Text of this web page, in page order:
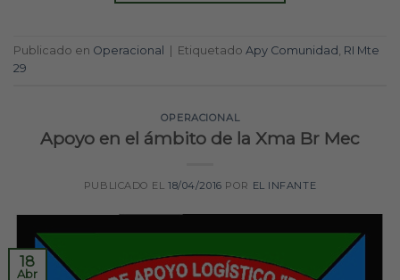
Publicado en Operacional Etiquetado Apy Comunidad , RI Mte
29
OPERACIONAL
Apoyo en el ámbito de la Xma Br Mec
PUBLICADO EL18/04/2016 POR EL INFANTE
18
Abr